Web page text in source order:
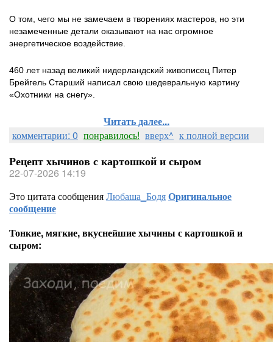
О том, чего мы не замечаем в творениях мастеров, но эти
незамеченные детали оказывают на нас огромное
энергетическое воздействие.
460 лет назад великий нидерландский живописец Питер
Брейгель Старший написал свою шедевральную картину
«Охотники на снегу».
Читать далее...
комментарии: 0 понравилось! вверх^ к полной версии
Рецепт хычинов с картошкой и сыром
22-07-2026 14:19
Это цитата сообщенияЛюбаша_БодяОригинальное
сообщение
Тонкие, мягкие, вкуснейшие хычины с картошкой и
сыром: